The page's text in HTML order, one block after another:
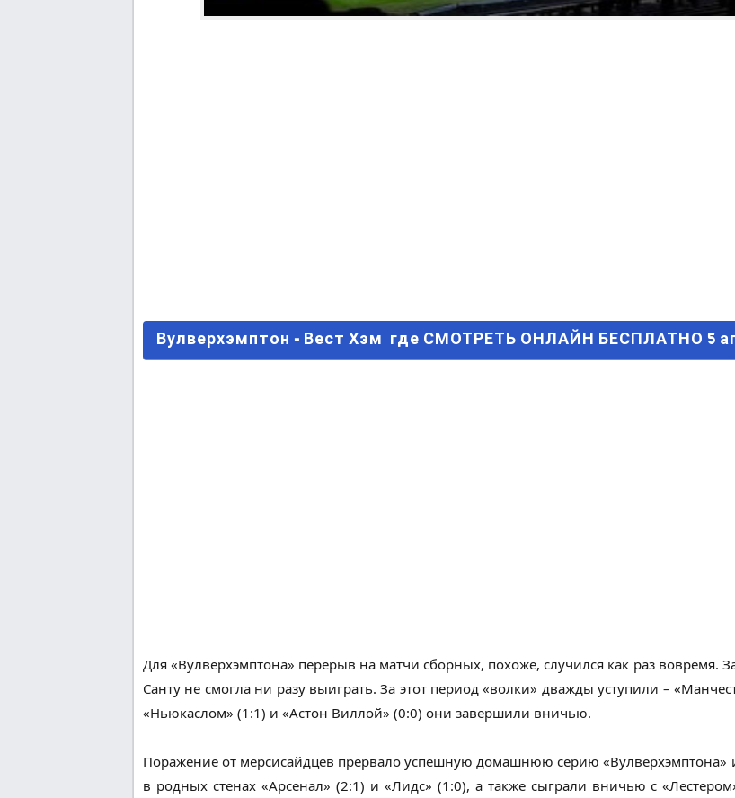
Вулверхэмптон - Вест Хэм где СМОТРЕТЬ ОНЛАЙН БЕСПЛАТНО 5 апреля
Вулверхэмптон - Вест Хэм где СМОТРЕТЬ ОНЛАЙН БЕСПЛАТНО 5
Для «Вулверхэмптона» перерыв на матчи сборных, похоже, случился как раз вовремя.
Санту не смогла ни разу выиграть. За этот период «волки» дважды уступили –
«Ньюкаслом» (1:1) и «Астон Виллой» (0:0) они завершили вничью.
Поражение от мерсисайдцев прервало успешную домашнюю серию «Вулверхэмптона»
в родных стенах «Арсенал» (2:1) и «Лидс» (1:0), а также сыграли вничью с